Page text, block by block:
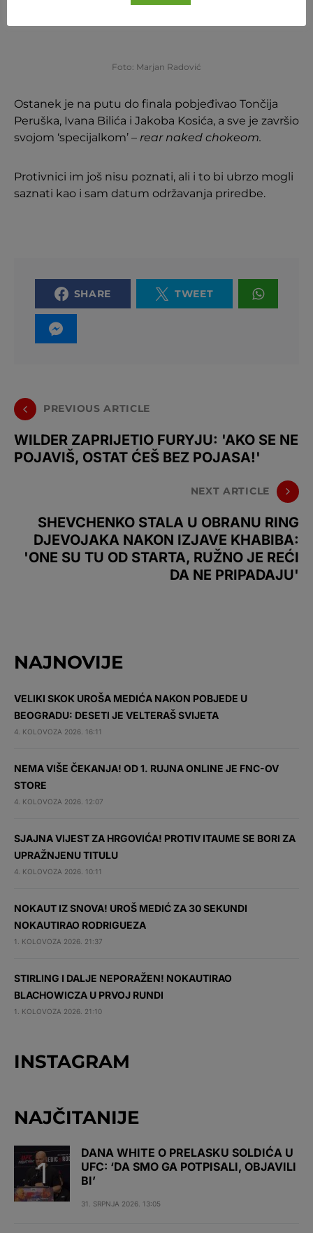
Foto: Marjan Radović
Ostanek je na putu do finala pobjeđivao Tončija
Peruška, Ivana Bilića i Jakoba Kosića, a sve je završio
svojom ‘specijalkom’ – rear naked chokeom.
Protivnici im još nisu poznati, ali i to bi ubrzo mogli
saznati kao i sam datum održavanja priredbe.
SHARE TWEET
PREVIOUS ARTICLE
WILDER ZAPRIJETIO FURYJU: 'AKO SE NE
POJAVIŠ, OSTAT ĆEŠ BEZ POJASA!'
NEXT ARTICLE
SHEVCHENKO STALA U OBRANU RING
DJEVOJAKA NAKON IZJAVE KHABIBA:
'ONE SU TU OD STARTA, RUŽNO JE REĆI
DA NE PRIPADAJU'
NAJNOVIJE
VELIKI SKOK UROŠA MEDIĆA NAKON POBJEDE U
BEOGRADU: DESETI JE VELTERAŠ SVIJETA
4. KOLOVOZA 2026. 16:11
NEMA VIŠE ČEKANJA! OD 1. RUJNA ONLINE JE FNC-OV
STORE
4. KOLOVOZA 2026. 12:07
SJAJNA VIJEST ZA HRGOVIĆA! PROTIV ITAUME SE BORI ZA
UPRAŽNJENU TITULU
4. KOLOVOZA 2026. 10:11
NOKAUT IZ SNOVA! UROŠ MEDIĆ ZA 30 SEKUNDI
NOKAUTIRAO RODRIGUEZA
1. KOLOVOZA 2026. 21:37
STIRLING I DALJE NEPORAŽEN! NOKAUTIRAO
BLACHOWICZA U PRVOJ RUNDI
1. KOLOVOZA 2026. 21:10
INSTAGRAM
NAJČITANIJE
DANA WHITE O PRELASKU SOLDIĆA U
UFC: ‘DA SMO GA POTPISALI, OBJAVILI
BI’
31. SRPNJA 2026. 13:05